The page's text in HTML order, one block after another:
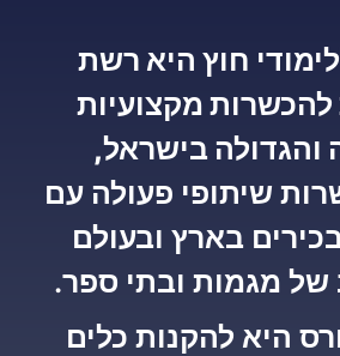
חוץ היא רשת
מקצועיות
והגדולה בישראל,
שיתופי פעולה עם
בארץ ובעולם
של מגמות ובתי ספר.
היא להקנות כלים